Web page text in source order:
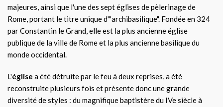
majeures, ainsi que l'une des sept églises de pèlerinage de
Rome, portant le titre unique d'"archibasilique". Fondée en 324
par Constantin le Grand, elle est la plus ancienne église
publique de la ville de Rome et la plus ancienne basilique du
monde occidental.
L'église a été détruite par le feu à deux reprises, a été
reconstruite plusieurs fois et présente donc une grande
diversité de styles : du magnifique baptistère du IVe siècle à